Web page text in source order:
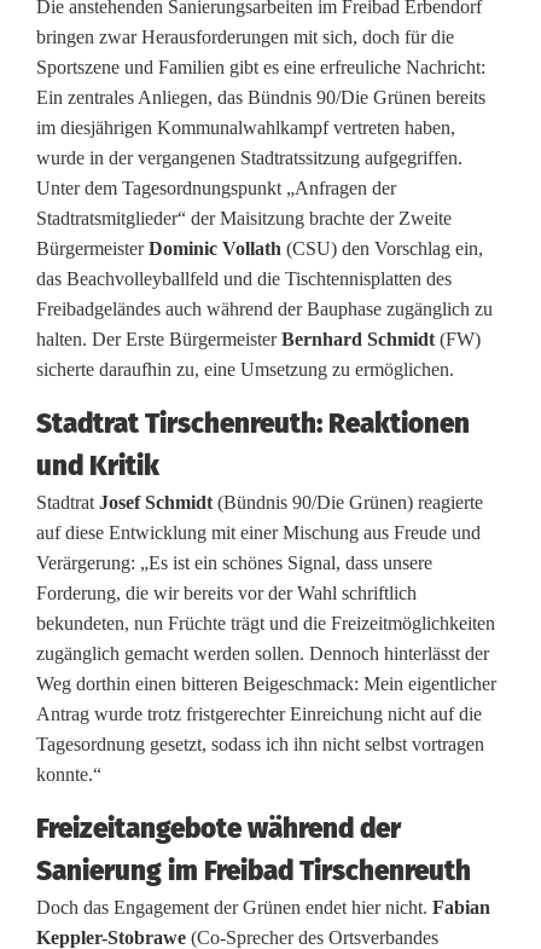
G
r
ü
n
e
e
r
z
i
e
l
e
n
E
r
f
o
g
:
S
Die anstehenden Sanierungsarbeiten im Freibad Erbendorf
bringen zwar Herausforderungen mit sich, doch für die
Sportszene und Familien gibt es eine erfreuliche Nachricht:
Ein zentrales Anliegen, das Bündnis 90/Die Grünen bereits
im diesjährigen Kommunalwahlkampf vertreten haben,
wurde in der vergangenen Stadtratssitzung aufgegriffen.
Unter dem Tagesordnungspunkt „Anfragen der
Stadtratsmitglieder“ der Maisitzung brachte der Zweite
BürgermeisterDominic Vollath (CSU) den Vorschlag ein,
das Beachvolleyballfeld und die Tischtennisplatten des
Freibadgeländes auch während der Bauphase zugänglich zu
halten. Der Erste BürgermeisterBernhard Schmidt (FW)
sicherte daraufhin zu, eine Umsetzung zu ermöglichen.
Stadtrat Tirschenreuth: Reaktionen
und Kritik
Stadtrat Josef Schmidt (Bündnis 90/Die Grünen) reagierte
auf diese Entwicklung mit einer Mischung aus Freude und
Verärgerung: „Es ist ein schönes Signal, dass unsere
Forderung, die wir bereits vor der Wahl schriftlich
bekundeten, nun Früchte trägt und die Freizeitmöglichkeiten
zugänglich gemacht werden sollen. Dennoch hinterlässt der
Weg dorthin einen bitteren Beigeschmack: Mein eigentlicher
Antrag wurde trotz fristgerechter Einreichung nicht auf die
Tagesordnung gesetzt, sodass ich ihn nicht selbst vortragen
konnte.“
Freizeitangebote während der
Sanierung im Freibad Tirschenreuth
Doch das Engagement der Grünen endet hier nicht. Fabian
Keppler-Stobrawe (Co-Sprecher des Ortsverbandes